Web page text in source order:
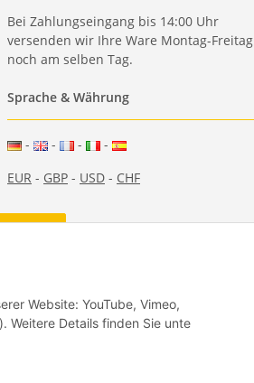
Bei Zahlungseingang bis 14:00 Uhr
versenden wir Ihre Ware Montag-Freitag
noch am selben Tag.
Sprache & Währung
- - -
-
EUR - GBP - USD - CHF
Website: YouTube, Vimeo,
Weitere Details finden Sie unte